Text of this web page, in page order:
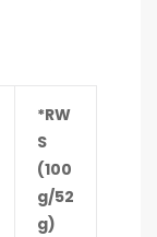
*RW
S
(100
g/52
g)